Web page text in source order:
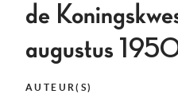
de
augustus
AUTEUR(S)